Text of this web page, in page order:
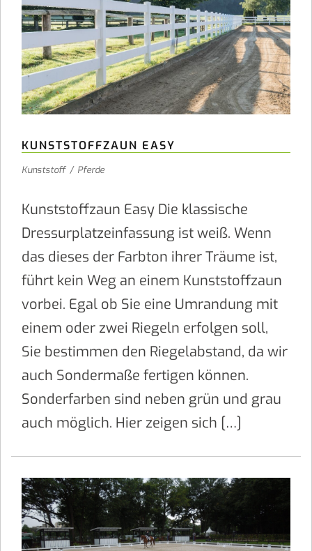
KUNSTSTOFFZAUN EASY
Kunststoff / Pferde
Kunststoffzaun Easy Die klassische
Dressurplatzeinfassung ist weiß. Wenn
das dieses der Farbton ihrer Träume ist,
führt kein Weg an einem Kunststoffzaun
vorbei. Egal ob Sie eine Umrandung mit
einem oder zwei Riegeln erfolgen soll,
Sie bestimmen den Riegelabstand, da wir
auch Sondermaße fertigen können.
Sonderfarben sind neben grün und grau
auch möglich. Hier zeigen sich […]